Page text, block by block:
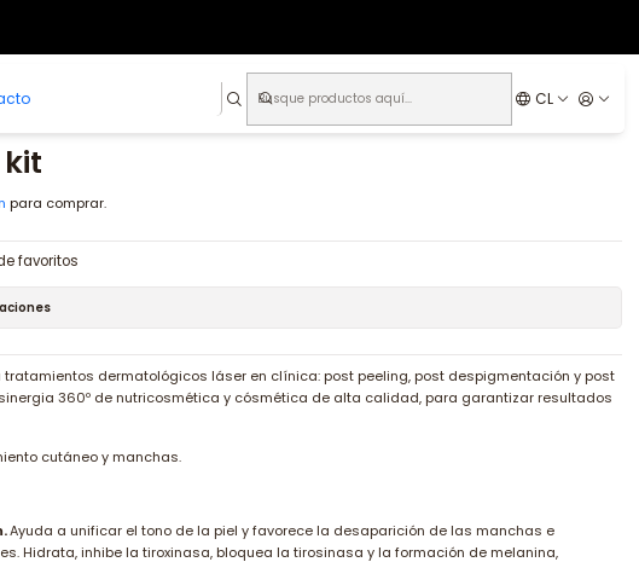
CL
para comprar.
favoritos
tratamientos dermatológicos láser en clínica: post peeling, post despigmentación y post
360º de nutricosmética y cósmética de alta calidad, para garantizar resultados
cutáneo y manchas.
Ayuda a unificar el tono de la piel y favorece la desaparición de las manchas e
Hidrata, inhibe la tiroxinasa, bloquea la tirosinasa y la formación de melanina,